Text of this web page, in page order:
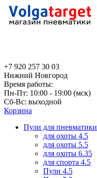
+7 920 257 30 03
Нижний Новгород
Время работы:
Пн-Пт: 10:00 - 19:00 (мск)
Сб-Вс: выходной
Корзина
Пули для пневматики
для охоты 4.5
для охоты 5.5
для охоты 6.35
для спорта 4.5
Пули 4.5